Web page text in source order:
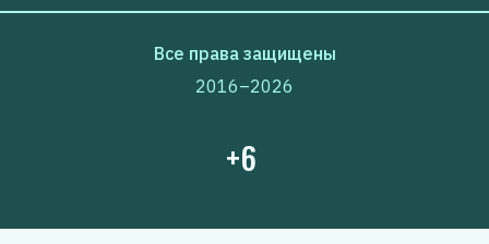
+6
Все права защищены
2016–2026